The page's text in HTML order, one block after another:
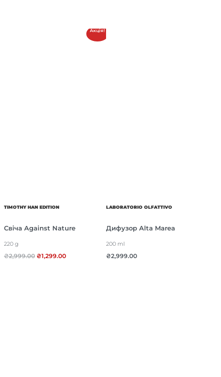
Акція!
TIMOTHY HAN EDITION
Свіча Against Nature
220 g
₴2,999.00 ₴1,299.00
LABORATORIO OLFATTIVO
Дифузор Alta Marea
200 ml
₴2,999.00